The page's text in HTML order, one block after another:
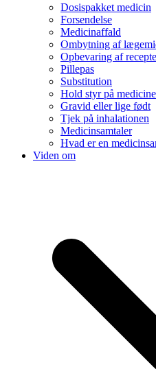
Dosispakket medicin
Forsendelse
Medicinaffald
Ombytning af
Opbevaring af
Pillepas
Substitution
Hold styr på
Gravid eller lige født
Tjek på inhalationen
Medicinsamtaler
Hvad er en
Viden om